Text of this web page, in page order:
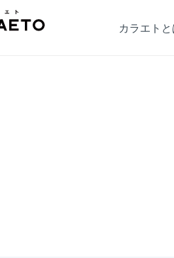
カラエトと